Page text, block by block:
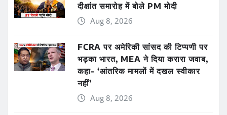
दीक्षांत समारोह में बोले PM मोदी
Aug 8, 2026
FCRA पर अमेरिकी सांसद की टिप्पणी पर
भड़का भारत, MEA ने दिया करारा जवाब,
कहा- ‘आंतरिक मामलों में दखल स्वीकार
नहीं’
Aug 8, 2026